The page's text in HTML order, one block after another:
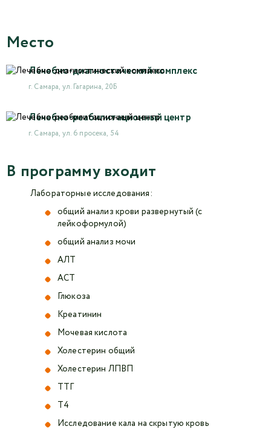
Место
Лечебно-диагностический комплекс
г. Самара, ул. Гагарина, 20Б
Лечебно-реабилитационный центр
г. Самара, ул. 6 просека, 54
В программу входит
Лабораторные исследования:
общий анализ крови развернутый (с
лейкоформулой)
общий анализ мочи
АЛТ
АСТ
Глюкоза
Креатинин
Мочевая кислота
Холестерин общий
Холестерин ЛПВП
ТТГ
Т4
Исследование кала на скрытую кровь